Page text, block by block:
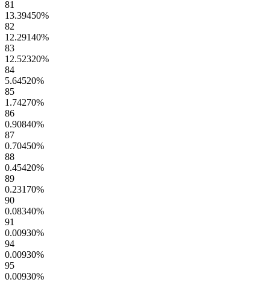
81
13.39450%
82
12.29140%
83
12.52320%
84
5.64520%
85
1.74270%
86
0.90840%
87
0.70450%
88
0.45420%
89
0.23170%
90
0.08340%
91
0.00930%
94
0.00930%
95
0.00930%